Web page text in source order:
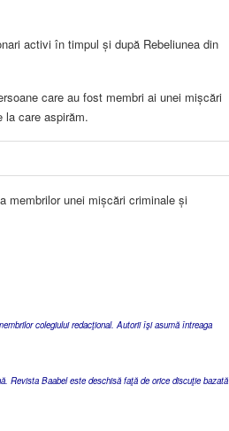
activi în timpul și după Rebeliunea din
care au fost membri ai unei mișcări
la care aspirăm.
membrilor unei mișcări criminale și
colegiului redacţional. Autorii îşi asumă întreaga
Revista Baabel este deschisă faţă de orice discuţie bazată